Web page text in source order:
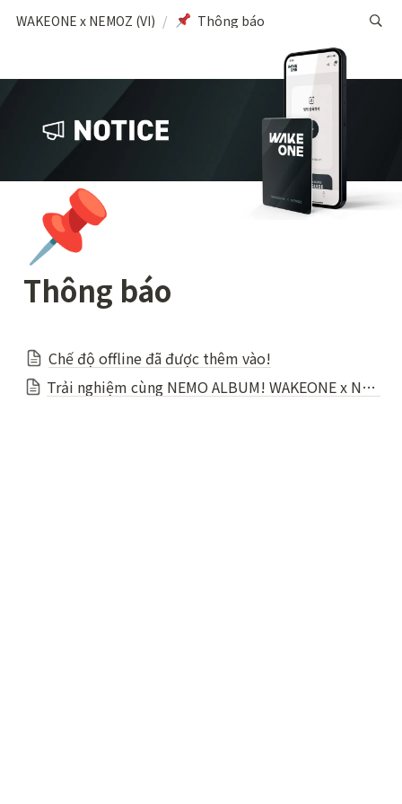
WAKEONE x NEMOZ (VI) / Thông báo
📌
Thông báo
Chế độ offline đã được thêm vào!
Trải nghiệm cùng NEMO ALBUM! WAKEONE x NEMOZ!